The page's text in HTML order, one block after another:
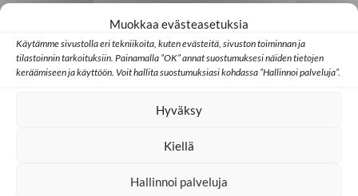
Muokkaa evästeasetuksia
Käytämme sivustolla eri tekniikoita, kuten evästeitä, sivuston toiminnan ja
tilastoinnin tarkoituksiin. Painamalla ”OK” annat suostumuksesi näiden tietojen
keräämiseen ja käyttöön. Voit hallita suostumuksiasi kohdassa ”Hallinnoi palveluja”.
Hyväksy
Kiellä
Hallinnoi palveluja
05.08.2026
Kotimaa Lähetystyö Seurakunta
Heikki Kärhän kutsumuksena on evankeliumin
Japani Kambodža